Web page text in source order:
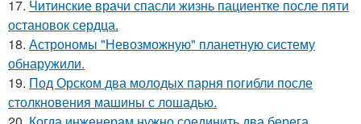
17. Читинские врачи спасли жизнь пациентке после пяти
остановок сердца.
18. Астрономы "Невозможную" планетную систему
обнаружили.
19. Под Орском два молодых парня погибли после
столкновения машины с лошадью.